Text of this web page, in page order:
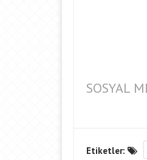
SOSYAL
Etiketler: